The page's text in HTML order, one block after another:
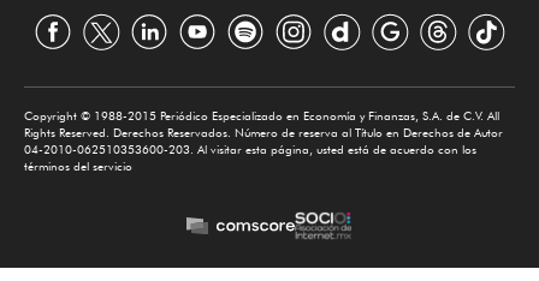
Copyright © 1988-2015 Periódico Especializado en Economía y Finanzas, S.A. de C.V. All
Rights Reserved. Derechos Reservados. Número de reserva al Título en Derechos de Autor
04-2010-062510353600-203. Al visitar esta página, usted está de acuerdo con los
términos del servicio